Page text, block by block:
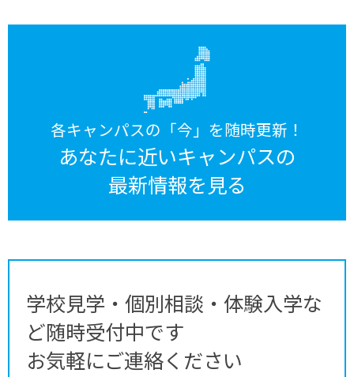
各キャンパスの「今」を随時更新！
あなたに近いキャンパスの
最新情報を見る
学校見学・個別相談・体験入学な
ど随時受付中です
お気軽にご連絡ください